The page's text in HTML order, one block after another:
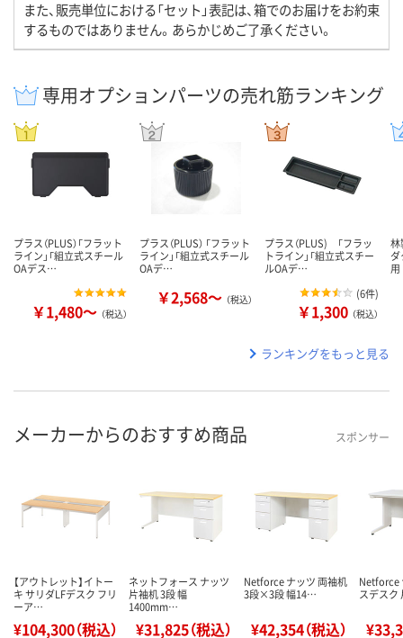
また、販売単位における「セット」表記は、箱でのお届けをお約束
するものではありません。あらかじめご了承ください。
専用オプションパーツの売れ筋ランキング
プラス（PLUS）「フラット
ライン」「組立式スチール
OAデス…
￥1,480～ （税込）
プラス（PLUS） 「フラット
ライン」「組立式スチール
OAデ…
￥2,568～ （税込）
プラス（PLUS) 「フラッ
トライン」「組立式スチー
ルOAデ…
(6件)
￥1,300 （税込）
林
ダ
用
ランキングをもっと見る
メーカーからのおすすめ商品 スポンサー
【アウトレット】イトー
キ サリダLFデスク フリ
ーア…
¥104,300（税込）
ネットフォース ナッツ
片袖机 3段 幅
1400mm…
¥31,825（税込）
Netforce ナッツ 両袖机
3段×3段 幅14…
¥42,354（税込）
Netforce
スデス